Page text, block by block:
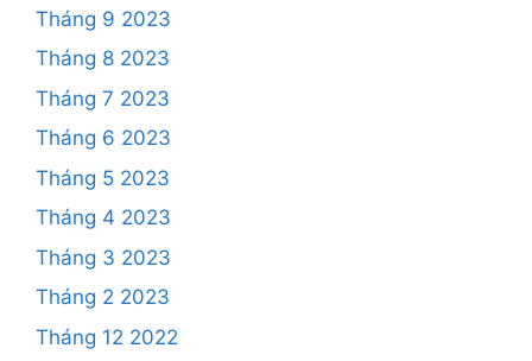
Tháng 9 2023
Tháng 8 2023
Tháng 7 2023
Tháng 6 2023
Tháng 5 2023
Tháng 4 2023
Tháng 3 2023
Tháng 2 2023
Tháng 12 2022